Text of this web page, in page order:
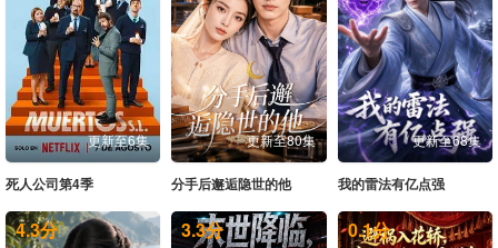
20260605中 20260605下 20260605纯享 20260606未播
20260607未播 20260610未播 20260611尝鲜 20260612上
20260612中 20260612下 20260613未播 20260614未播
20260617未播 20260618尝鲜 20260619上 20260619中
20260619下 20260619纯享 20260620未播 20260621未播
更新至6集
死人公司第4季
更新至80集
分手后邂逅隐世的他
更新至68集
我的雷法有亿点强
4.3分 3.3分 0.1分